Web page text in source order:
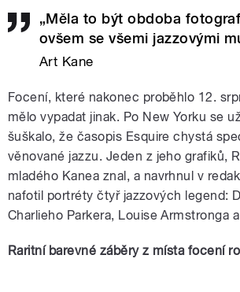
„Měla to být obdoba
ovšem se všemi jazzovými
Art Kane
Focení, které nakonec proběhlo 12.
mělo vypadat jinak. Po New Yorku se
šuškalo, že časopis Esquire chystá
věnované jazzu. Jeden z jeho grafiků,
mladého Kanea znal, a navrhnul v
nafotil portréty čtyř jazzových legend:
Charlieho Parkera, Louise Armstronga
Raritní barevné záběry z místa focení